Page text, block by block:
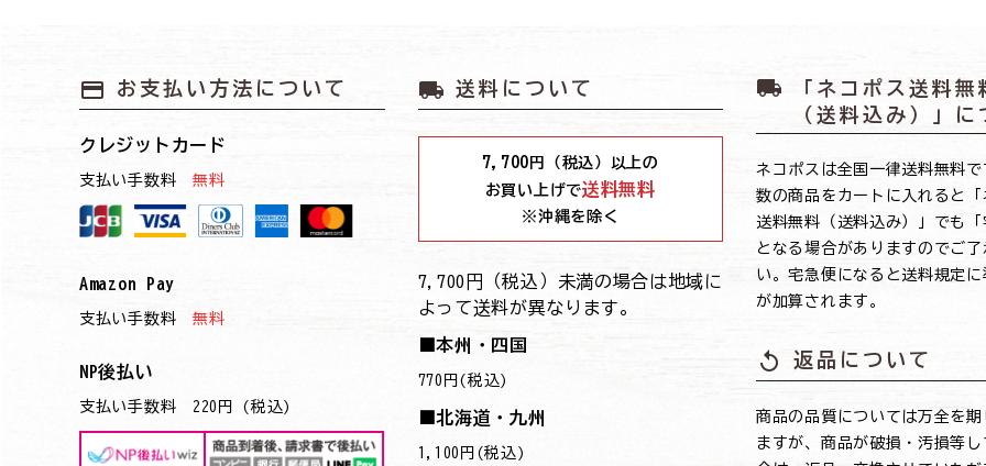
payment お支払い方法について
クレジットカード
支払い手数料 無料
Amazon Pay
支払い手数料 無料
NP後払い
支払い手数料 220円 (税込)
local_shipping 送料について
7,700 円（税込）以上の
お買い上げで送料無料
※沖縄を除く
7,700円（税込）未満の場合は地域に
よって送料が異なります。
■本州・四国
770円(税込)
■北海道・九州
1,100円(税込)
local_shipping
「ネコポス送料無
（送料込み）」に
ネコポスは全国一律送料無料で
数の商品をカートに入れると「
送料無料（送料込み）」でも「
となる場合がありますのでご了
い。宅急便になると送料規定に
が加算されます。
replay 返品について
商品の品質については万全を期
ますが、商品が破損・汚損等し